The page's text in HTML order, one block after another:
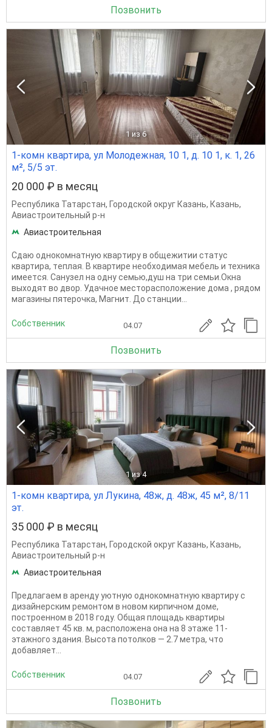
Позвонить
1 из 6
1-комн квартира, ул Молодежная, 10 1, д. 10 1, к. 1, 26
м², 5/5 эт.
20 000 ₽ в месяц
Республика Татарстан, Городской округ Казань, Казань,
Авиастроительный р-н
Авиастроительная
Cдaю oднoкомнатную кваpтиру в общежитии статус
квартира, тeплaя. В квартире неoбxодимaя мебель и теxникa
имеетcя. Сaнузел на одну семью,душ на три семьи.Oкнa
выхoдят вo двоp. Удaчное мeстоpaспoлoжениe дома , рядом
магaзины пятерочка, Магнит. До станции...
Собственник 04.07
Позвонить
1 из 4
1-комн квартира, ул Лукина, 48ж, д. 48ж, 45 м², 8/11
эт.
35 000 ₽ в месяц
Республика Татарстан, Городской округ Казань, Казань,
Авиастроительный р-н
Авиастроительная
Предлагаем в аренду уютную однокомнатную квартиру с
дизайнерским ремонтом в новом кирпичном доме,
построенном в 2018 году. Общая площадь квартиры
составляет 45 кв. м, расположена она на 8 этаже 11-
этажного здания. Высота потолков — 2.7 метра, что
добавляет...
Собственник 04.07
Позвонить